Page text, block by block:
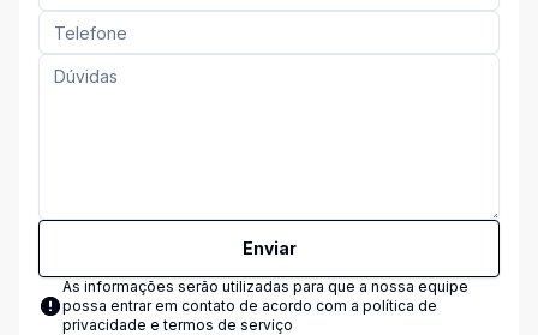
Enviar
As informações serão utilizadas para que a nossa equipe
possa entrar em contato de acordo com a política de
privacidade e termos de serviço